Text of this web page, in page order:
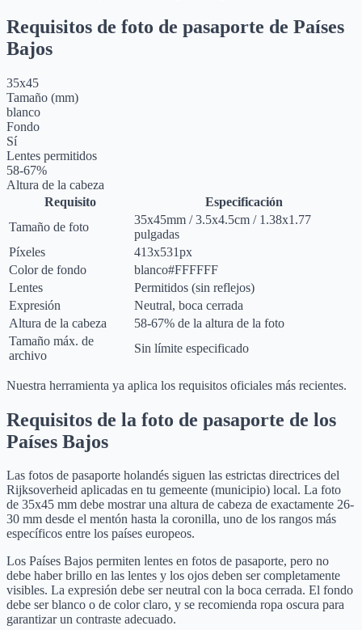
Requisitos de foto de pasaporte de Países
Bajos
35x45
Tamaño (mm)
blanco
Fondo
Sí
Lentes permitidos
58-67%
Altura de la cabeza
Requisito
Especificación
Tamaño de foto
35x45mm /3.5x4.5cm / 1.38x1.77
pulgadas
Píxeles
413x531px
Color de fondo
blanco#FFFFFF
Lentes
Permitidos (sin reflejos)
Expresión
Neutral, boca cerrada
Altura de la cabeza
58-67% de la altura de la foto
Tamaño máx. de
archivo
Sin límite especificado
Nuestra herramienta ya aplica los requisitos oficiales más recientes.
Requisitos de la foto de pasaporte de los
Países Bajos
Las fotos de pasaporte holandés siguen las estrictas directrices del
Rijksoverheid aplicadas en tu gemeente (municipio) local. La foto
de 35x45 mm debe mostrar una altura de cabeza de exactamente 26-
30 mm desde el mentón hasta la coronilla, uno de los rangos más
específicos entre los países europeos.
Los Países Bajos permiten lentes en fotos de pasaporte, pero no
debe haber brillo en las lentes y los ojos deben ser completamente
visibles. La expresión debe ser neutral con la boca cerrada. El fondo
debe ser blanco o de color claro, y se recomienda ropa oscura para
garantizar un contraste adecuado.